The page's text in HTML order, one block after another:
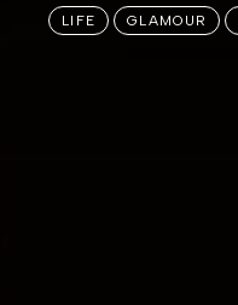
LIFE GLAMOUR